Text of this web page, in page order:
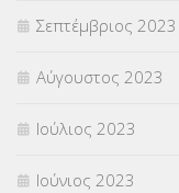
Σεπτέμβριος 2023
Αύγουστος 2023
Ιούλιος 2023
Ιούνιος 2023